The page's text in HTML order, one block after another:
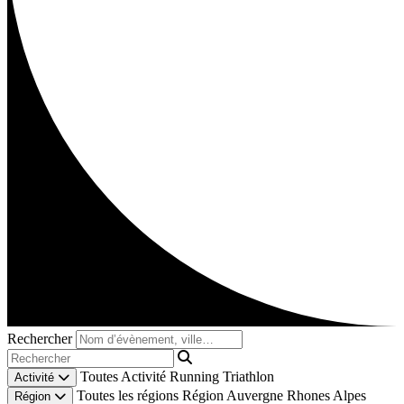
Rechercher
Activité Toutes Activité Running Triathlon
Région Toutes les régions Région Auvergne Rhones Alpes